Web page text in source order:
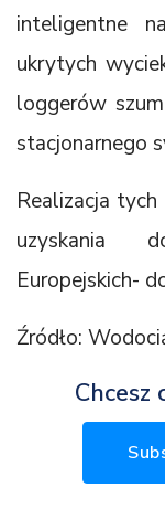
inteligentne
ukrytych
loggerów
stacjonarnego
Realizacja
uzyskania
Europejskich-
Źródło:
Chcesz